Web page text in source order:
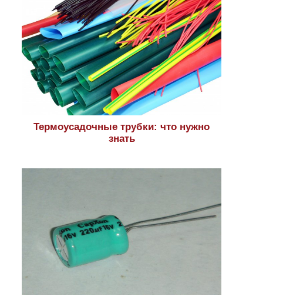
Термоусадочные трубки: что нужно
знать